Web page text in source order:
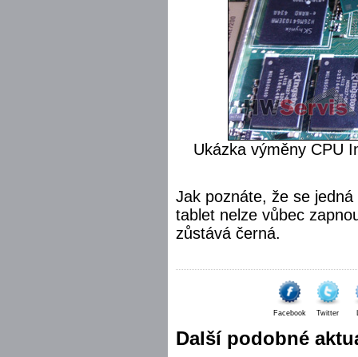
Ukázka výměny CPU
Jak poznáte, že se
tablet nelze vůbec
zůstává černá.
Facebook Twitter
Další podobné